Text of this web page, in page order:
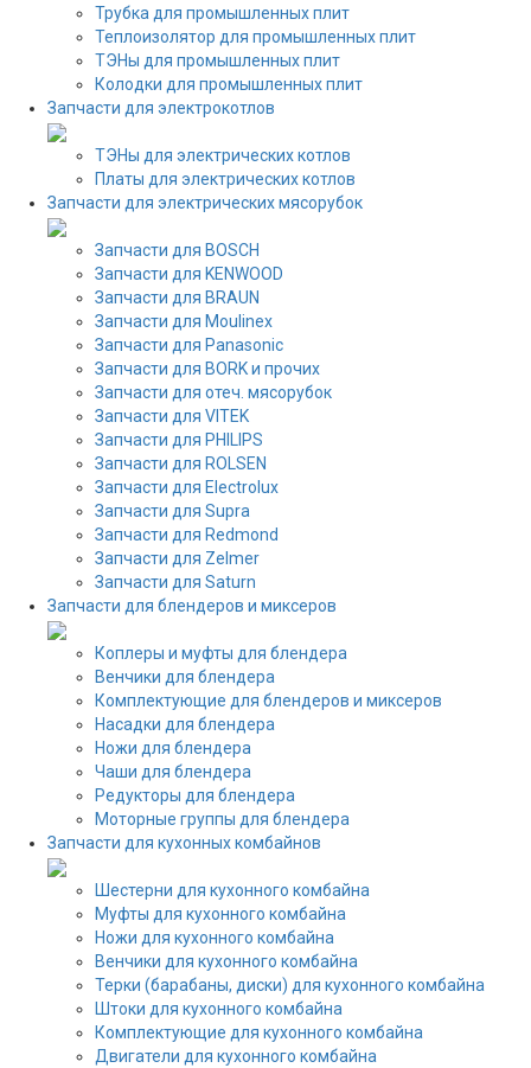
Трубка для промышленных плит
Теплоизолятор для промышленных плит
ТЭНы для промышленных плит
Колодки для промышленных плит
Запчасти для электрокотлов
ТЭНы для электрических котлов
Платы для электрических котлов
Запчасти для электрических мясорубок
Запчасти для BOSCH
Запчасти для KENWOOD
Запчасти для BRAUN
Запчасти для Moulinex
Запчасти для Panasonic
Запчасти для BORK и прочих
Запчасти для отеч. мясорубок
Запчасти для VITEK
Запчасти для PHILIPS
Запчасти для ROLSEN
Запчасти для Electrolux
Запчасти для Supra
Запчасти для Redmond
Запчасти для Zelmer
Запчасти для Saturn
Запчасти для блендеров и миксеров
Коплеры и муфты для блендера
Венчики для блендера
Комплектующие для блендеров и миксеров
Насадки для блендера
Ножи для блендера
Чаши для блендера
Редукторы для блендера
Моторные группы для блендера
Запчасти для кухонных комбайнов
Шестерни для кухонного комбайна
Муфты для кухонного комбайна
Ножи для кухонного комбайна
Венчики для кухонного комбайна
Терки (барабаны, диски) для кухонного комбайна
Штоки для кухонного комбайна
Комплектующие для кухонного комбайна
Двигатели для кухонного комбайна